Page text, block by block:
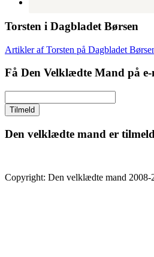
Torsten i Dagbladet Børsen
Artikler af Torsten på Dagbladet
Få Den Velklædte Mand på
Den velklædte mand er
Copyright: Den velklædte mand 2008-